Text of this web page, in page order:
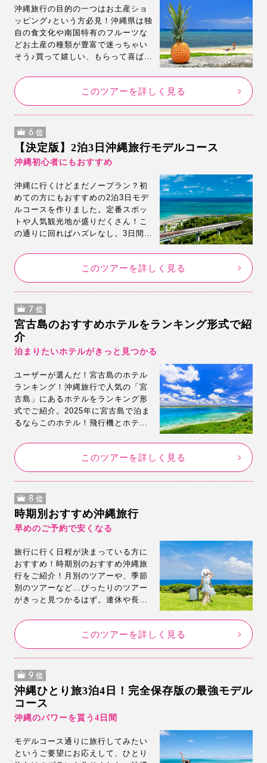
沖縄旅行の目的の一つはお土産ショ
ッピング♪という方必見！沖縄県は独
自の食文化や南国特有のフルーツな
どお土産の種類が豊富で迷っちゃい
そう♪買って嬉しい、もらって喜ばれ
お得？注意点は？など気になる点も
まとめてみました。このツアーを詳しく見る
6 位
【決定版】2泊3日沖縄旅行モデルコース
沖縄初心者にもおすすめ
沖縄に行くけどまだノープラン？初
めての方にもおすすめの2泊3日モデ
ルコースを作りました。定番スポッ
トや人気観光地が盛りだくさん！こ
の通りに回ればハズレなし。3日間で
い。
このツアーを詳しく見る
7 位
宮古島のおすすめホテルをランキング形式で紹
介
泊まりたいホテルがきっと見つかる
ユーザーが選んだ！宮古島のホテル
ランキング！沖縄旅行で人気の「宮
古島」にあるホテルをランキング形
式でご紹介。2025年に宮古島で泊ま
るならこのホテル！飛行機とホテル
に悩んだら人気ランキングを参考に
してみてくださいね。このツアーを詳しく見る
8 位
時期別おすすめ沖縄旅行
早めのご予約で安くなる
旅行に行く日程が決まっている方に
おすすめ！時期別のおすすめ沖縄旅
行をご紹介！月別のツアーや、季節
別のツアーなど…ぴったりのツアー
がきっと見つかるはず。連休や長期
い！人気の日程のご予約はお早め
に…！
このツアーを詳しく見る
9 位
沖縄ひとり旅3泊4日！完全保存版の最強モデル
コース
沖縄のパワーを貰う4日間
モデルコース通りに旅行してみたい
というご要望にお応えして、ひとり